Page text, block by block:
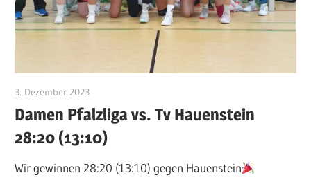
3. Dezember 2023
Damen Pfalzliga vs. Tv Hauenstein
28:20 (13:10)
Wir gewinnen 28:20 (13:10) gegen Hauenstein